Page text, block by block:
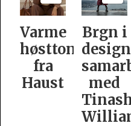
Brgn i
design­
samarbeid
med
Williamson
fra
Fam
Irvoll